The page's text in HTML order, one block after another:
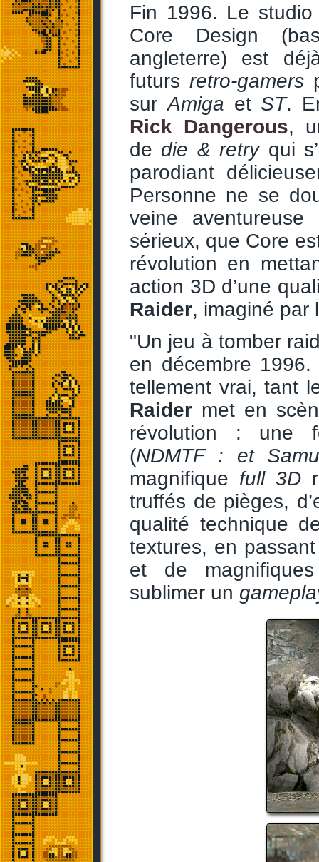
Fin 1996. Le
Core Design
angleterre) est
futurs retro-gamers
surAmiga et ST.
Rick Dangerous,
de die & retryqui
parodiant
Personne ne se
veine
sérieux, que Core
révolution en
action 3D d’une
Raider, imaginé par
"Un jeu à tomber
en décembre
tellement vrai, tant
Raider met en
révolution : une
(NDMTF : et
magnifique full 3D
truffés de pièges,
qualité technique
textures, en
et de
sublimer un